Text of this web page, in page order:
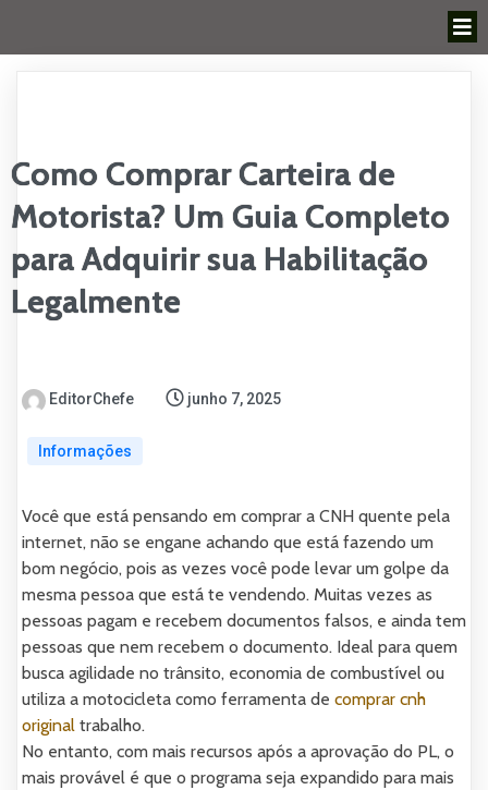
Como Comprar Carteira de
Motorista? Um Guia Completo
para Adquirir sua Habilitação
Legalmente
EditorChefe junho 7, 2025
Informações
Você que está pensando em comprar a CNH quente pela
internet, não se engane achando que está fazendo um
bom negócio, pois as vezes você pode levar um golpe da
mesma pessoa que está te vendendo. Muitas vezes as
pessoas pagam e recebem documentos falsos, e ainda tem
pessoas que nem recebem o documento. Ideal para quem
busca agilidade no trânsito, economia de combustível ou
utiliza a motocicleta como ferramenta de comprar cnh
original trabalho.
No entanto, com mais recursos após a aprovação do PL, o
mais provável é que o programa seja expandido para mais